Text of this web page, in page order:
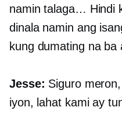
namin talaga… Hindi
dinala namin ang
kung dumating na ba
Jesse: Siguro
iyon, lahat kami ay